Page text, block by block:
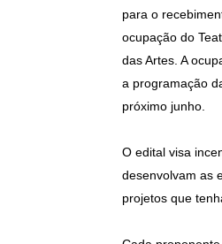
para o
ocupação do
das Artes. A
a programação
próximo junho.
O edital visa
desenvolvam as
projetos que